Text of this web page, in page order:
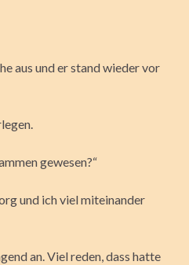
aus und er stand wieder vor
gewesen?“
und ich viel miteinander
an. Viel reden, dass hatte